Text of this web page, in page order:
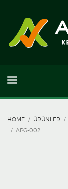
HOME ÜRÜNLER
APG-002